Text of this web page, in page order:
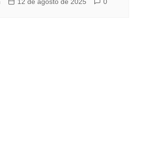
12 de agosto de 2025 0